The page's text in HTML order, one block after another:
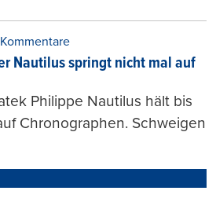
Nautilus springt nicht mal auf
Philippe Nautilus hält bis
Chronographen. Schweigen